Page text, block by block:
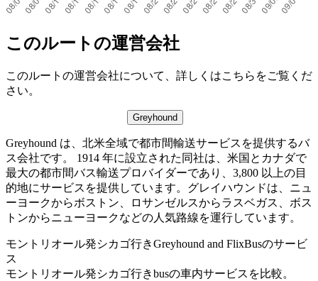
このルートの運営会社
このルートの運営会社について、詳しくはこちらをご覧くだ
さい。
Greyhound
Greyhound は、北米全域で都市間輸送サービスを提供するバ
ス会社です。 1914 年に設立された同社は、米国とカナダで
最大の都市間バス輸送プロバイダーであり、3,800 以上の目
的地にサービスを提供しています。グレイハウンドは、ニュ
ーヨークからボストン、ロサンゼルスからラスベガス、ボス
トンからニューヨークなどの人気路線を運行しています。
モントリオール発シカゴ行きGreyhound and FlixBusのサービ
ス
モントリオール発シカゴ行きbusの車内サービスを比較。